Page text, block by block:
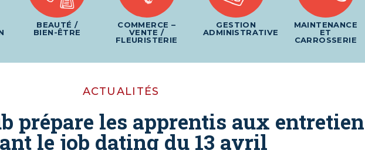
BEAUTÉ /
BIEN-ÊTRE
COMMERCE –
VENTE /
FLEURISTERIE
GESTION
ADMINISTRATIVE
MAINTENANCE
ET
CARROSSERIE
ACTUALITÉS
prépare les apprentis aux
le job dating du 13 avril